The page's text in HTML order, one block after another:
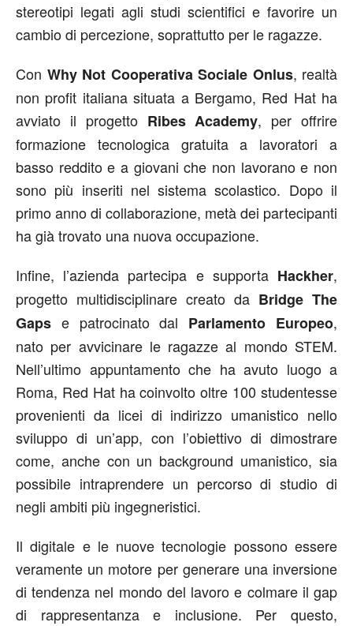
stereotipi legati agli studi scientifici e favorire un
cambio di percezione, soprattutto per le ragazze.
Con Why Not Cooperativa Sociale Onlus, realtà
non profit italiana situata a Bergamo, Red Hat ha
avviato il progetto Ribes Academy, per offrire
formazione tecnologica gratuita a lavoratori a
basso reddito e a giovani che non lavorano e non
sono più inseriti nel sistema scolastico. Dopo il
primo anno di collaborazione, metà dei partecipanti
ha già trovato una nuova occupazione.
Infine, l’azienda partecipa e supporta Hackher,
progetto multidisciplinare creato da Bridge The
Gaps e patrocinato dal Parlamento Europeo,
nato per avvicinare le ragazze al mondo STEM.
Nell’ultimo appuntamento che ha avuto luogo a
Roma, Red Hat ha coinvolto oltre 100 studentesse
provenienti da licei di indirizzo umanistico nello
sviluppo di un’app, con l’obiettivo di dimostrare
come, anche con un background umanistico, sia
possibile intraprendere un percorso di studio di
negli ambiti più ingegneristici.
Il digitale e le nuove tecnologie possono essere
veramente un motore per generare una inversione
di tendenza nel mondo del lavoro e colmare il gap
di rappresentanza e inclusione. Per questo,